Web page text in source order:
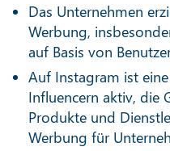
Das Unternehmen
Werbung,
auf Basis von
Auf Instagram ist
Influencern aktiv, die
Produkte und
Werbung für